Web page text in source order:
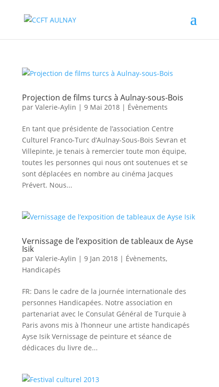
Projection de films turcs à Aulnay-sous-Bois
par Valerie-Aylin | 9 Mai 2018| Évènements
En tant que présidente de l’association Centre
Culturel Franco-Turc d’Aulnay-Sous-Bois Sevran et
Villepinte, je tenais à remercier toute mon équipe,
toutes les personnes qui nous ont soutenues et se
sont déplacées en nombre au cinéma Jacques
Prévert. Nous...
Vernissage de l’exposition de tableaux de Ayse
Isik
par Valerie-Aylin | 9 Jan 2018| Évènements,
Handicapés
FR: Dans le cadre de la journée internationale des
personnes Handicapées. Notre association en
partenariat avec le Consulat Général de Turquie à
Paris avons mis à l’honneur une artiste handicapés
Ayse Isik Vernissage de peinture et séance de
dédicaces du livre de...